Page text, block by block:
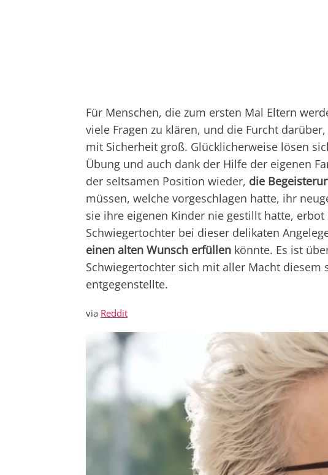
Für Menschen, die zum ersten Mal Eltern
viele Fragen zu klären, und die Furcht
mit Sicherheit groß. Glücklicherweise lösen
Übung und auch dank der Hilfe der eigenen
der seltsamen Position wieder, die
müssen, welche vorgeschlagen hatte, ihr
sie ihre eigenen Kinder nie gestillt hatte,
Schwiegertochter bei dieser delikaten
einen alten Wunsch erfüllen könnte. Es ist
Schwiegertochter sich mit aller Macht
entgegenstellte.
via Reddit